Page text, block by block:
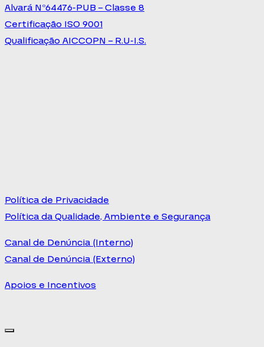
Alvará Nº64476-PUB – Classe 8
Certificação ISO 9001
Qualificação AICCOPN – R.U-I.S.
Política de Privacidade
Política da Qualidade, Ambiente e Segurança
Canal de Denúncia (Interno)
Canal de Denúncia (Externo)
Apoios e Incentivos